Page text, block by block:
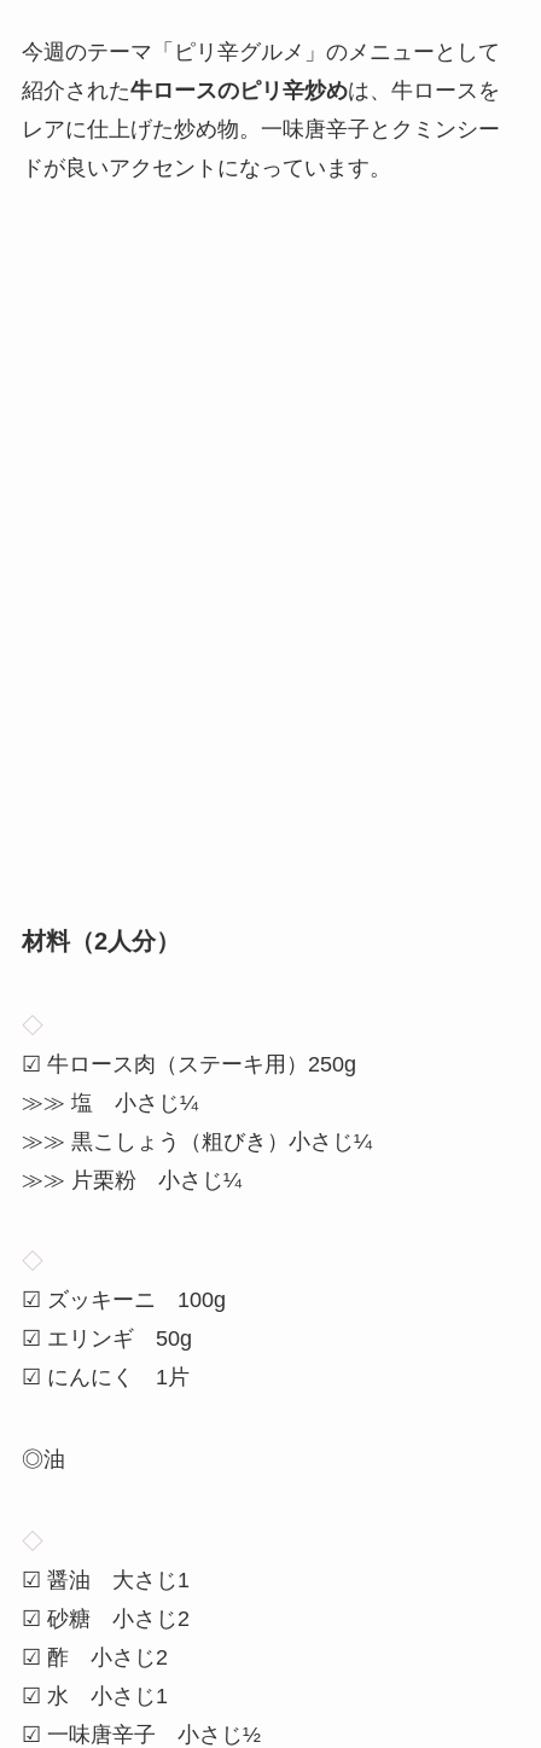
今週のテーマ「ピリ辛グルメ」のメニューとして
紹介された牛ロースのピリ辛炒めは、牛ロースを
レアに仕上げた炒め物。一味唐辛子とクミンシー
ドが良いアクセントになっています。
材料（2人分）
◇
☑ 牛ロース肉（ステーキ用）250g
≫≫ 塩 小さじ¼
≫≫ 黒こしょう（粗びき）小さじ¼
≫≫ 片栗粉 小さじ¼
◇
☑ ズッキーニ 100g
☑ エリンギ 50g
☑ にんにく 1片
◎油
◇
☑ 醤油 大さじ1
☑ 砂糖 小さじ2
☑ 酢 小さじ2
☑ 水 小さじ1
☑ 一味唐辛子 小さじ½